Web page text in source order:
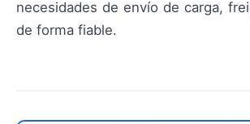
necesidades de envío de carga,
de forma fiable.